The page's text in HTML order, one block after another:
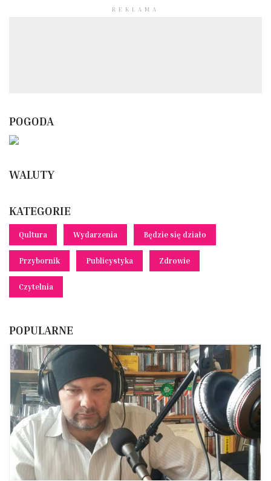
REKLAMA
POGODA
WALUTY
KATEGORIE
Qultura Wydarzenia Będzie się działo
Przybornik Publicystyka Zdrowie
Czytelnia
POPULARNE